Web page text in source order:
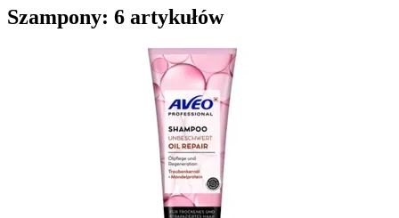
Szampony: 6 artykułów